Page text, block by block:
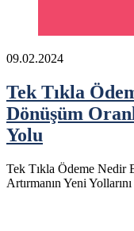
09.02.2024
Tek Tıkla
Dönüşüm
Yolu
Tek Tıkla Ödeme Nedir
Artırmanın Yeni